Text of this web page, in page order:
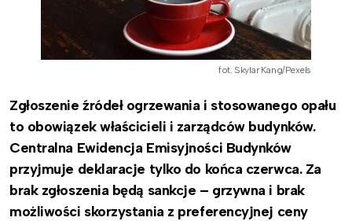
fot. Skylar Kang/Pexels
Zgłoszenie źródeł ogrzewania i stosowanego opału
to obowiązek właścicieli i zarządców budynków.
Centralna Ewidencja Emisyjności Budynków
przyjmuje deklaracje tylko do końca czerwca. Za
brak zgłoszenia będą sankcje – grzywna i brak
możliwości skorzystania z preferencyjnej ceny